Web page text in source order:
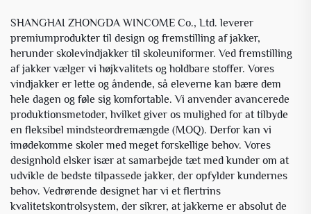
SHANGHAI ZHONGDA WINCOME Co., Ltd. leverer
premiumprodukter til design og fremstilling af jakker,
herunder skolevindjakker til skoleuniformer. Ved fremstilling
af jakker vælger vi højkvalitets og holdbare stoffer. Vores
vindjakker er lette og åndende, så eleverne kan bære dem
hele dagen og føle sig komfortable. Vi anvender avancerede
produktionsmetoder, hvilket giver os mulighed for at tilbyde
en fleksibel mindsteordremængde (MOQ). Derfor kan vi
imødekomme skoler med meget forskellige behov. Vores
designhold elsker især at samarbejde tæt med kunder om at
udvikle de bedste tilpassede jakker, der opfylder kundernes
behov. Vedrørende designet har vi et flertrins
kvalitetskontrolsystem, der sikrer, at jakkerne er absolut de